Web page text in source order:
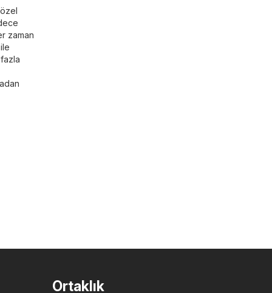
zaman
Ortaklık